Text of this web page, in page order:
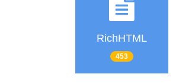
RichHTML
453